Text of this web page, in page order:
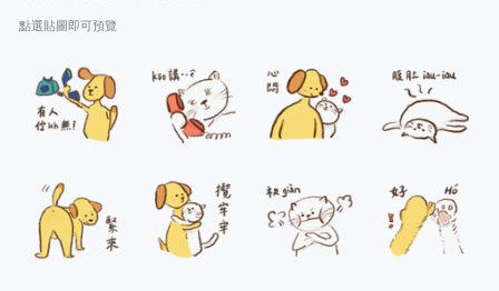
點選貼圖即可預覽